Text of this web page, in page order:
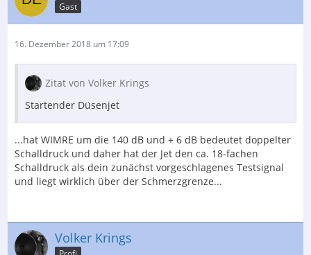
Gast
16. Dezember 2018 um 17:09
Zitat von Volker Krings
Startender Düsenjet
...hat WIMRE um die 140 dB und + 6 dB bedeutet doppelter
Schalldruck und daher hat der Jet den ca. 18-fachen
Schalldruck als dein zunächst vorgeschlagenes Testsignal
und liegt wirklich über der Schmerzgrenze...
Volker Krings